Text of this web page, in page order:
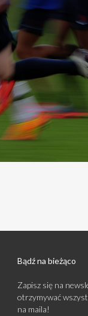
Bądź na bieżąco
Zapisz się na
otrzymywać
na maila!